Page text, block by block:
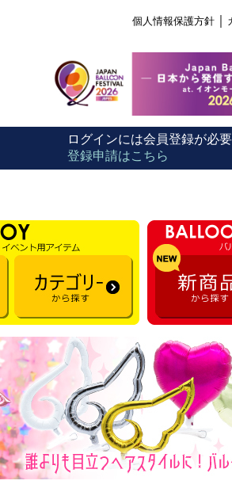
個人情報保護方針
ログインには会員登録が必
登録申請はこちら